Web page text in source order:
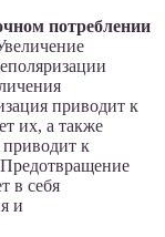
потреблении
приводит к
их, а также
к
в себя
и